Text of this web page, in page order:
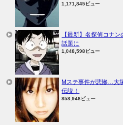
1,171,845ビュー
【最新】名探偵コナ
話題に
1,048,598ビュー
Mステ事件が悲惨…大
伝説！
858,948ビュー